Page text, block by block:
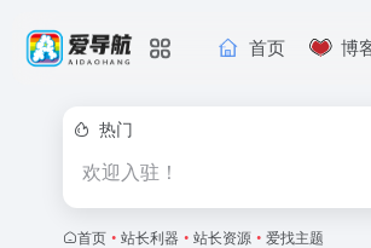
首页 博
热门
欢迎入驻！
首页 • 站长利器 • 站长资源 • 爱找主题